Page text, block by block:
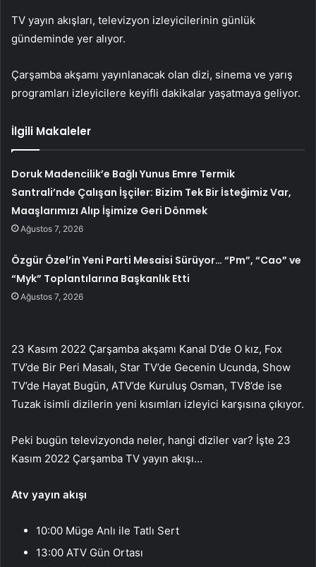
TV yayın akışları, televizyon izleyicilerinin günlük
gündeminde yer alıyor.
Çarşamba akşamı yayınlanacak olan dizi, sinema ve yarış
programları izleyicilere keyifli dakikalar yaşatmaya geliyor.
İlgili Makaleler
Doruk Madencilik’e Bağlı Yunus Emre Termik
Santrali’nde Çalışan İşçiler: Bizim Tek Bir İsteğimiz Var,
Maaşlarımızı Alıp İşimize Geri Dönmek
Ağustos 7, 2026
Özgür Özel’in Yeni Parti Mesaisi Sürüyor… “Pm”, “Cao” ve
“Myk” Toplantılarına Başkanlık Etti
Ağustos 7, 2026
23 Kasım 2022 Çarşamba akşamı Kanal D’de O kız, Fox
TV’de Bir Peri Masalı, Star TV’de Gecenin Ucunda, Show
TV’de Hayat Bugün, ATV’de Kuruluş Osman, TV8’de ise
Tuzak isimli dizilerin yeni kısımları izleyici karşısına çıkıyor.
Peki bugün televizyonda neler, hangi diziler var? İşte 23
Kasım 2022 Çarşamba TV yayın akışı…
Atv yayın akışı
10:00 Müge Anlı ile Tatlı Sert
13:00 ATV Gün Ortası